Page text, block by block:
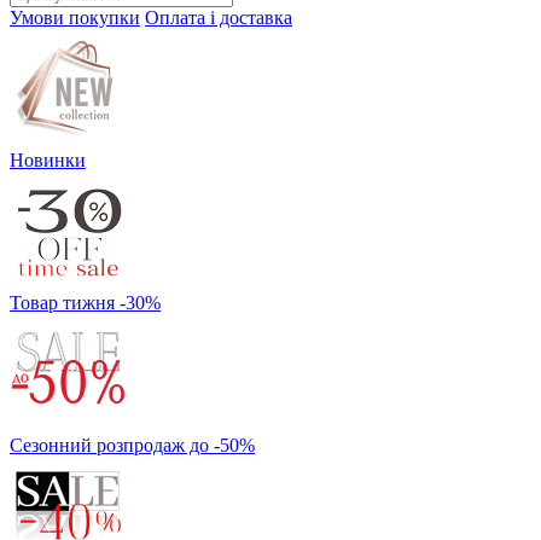
Умови покупки Оплата і доставка
Новинки
Товар тижня -30%
Сезонний розпродаж до -50%